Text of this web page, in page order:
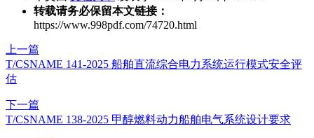
转载请务必保留本文链接：
https://www.998pdf.com/74720.html
上一篇
T/CSNAME 141-2025 船舶直流综合电力系统运行模式安全评
估
下一篇
T/CSNAME 138-2025 甲醇燃料动力船舶电气系统设计要求